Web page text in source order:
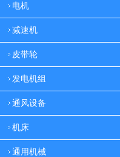
电机
减速机
皮带轮
发电机组
通风设备
机床
通用机械